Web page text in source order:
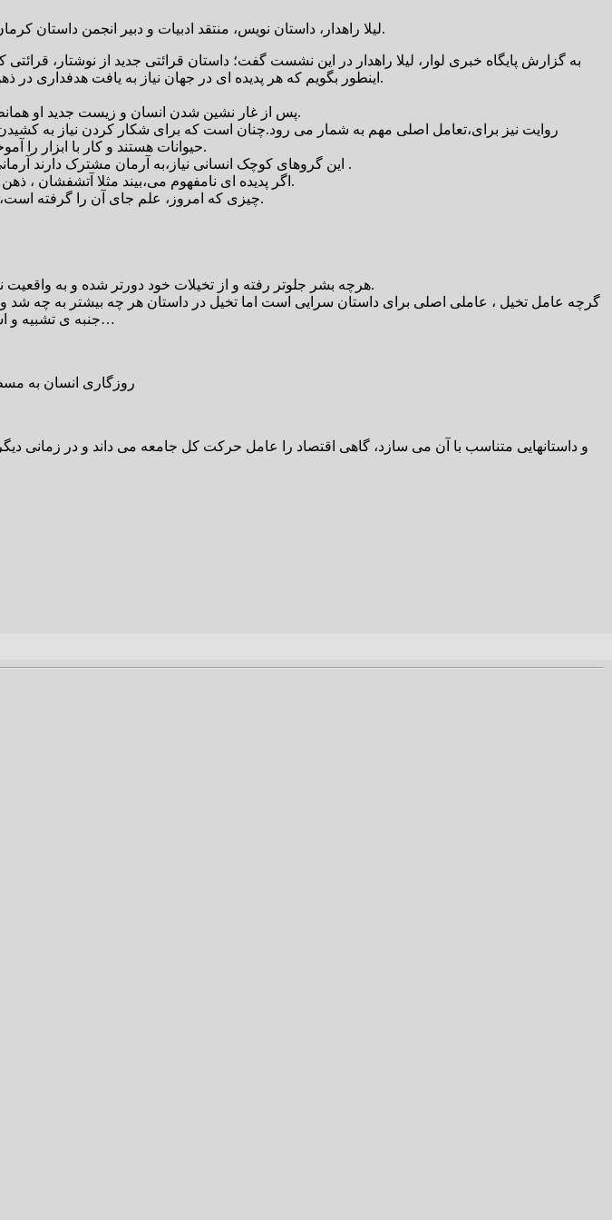
لیلا راهدار، داستان نویس، منتقد ادبیات و دبیر انجمن داستان کرمان در سی و نهمین نشست ادبی، تاریخی پاریز گفت: ذهن انسان هیچگاه از قصه پردازی بی نیاز نخواهد شد.
به گزارش پایگاه خبری لوار، لیلا راهدار در این نشست گفت؛ داستان قرائتی جدید از نوشتار،
اینطور بگویم که هر پدیده ای در جهان نیاز به یافت هدفداری در ذهن می یابد که این یابنده هدفدار، یعنی ذهن انسان به آن روایت را می افزاید تا بتواند آن پدیده را ترجمه کند.
پس از غار نشین شدن انسان و زیست جدید او همانطور که شکل فک و جمجمه تغییر می کند و نیاز به شکار و زندگی گروهی و آتش برایش ضروری می شود.
روایت نیز برای،تعامل اصلی مهم به شمار می رود.چنان است که برای شکار کردن نیاز به کشیدن
حیوانات هستند و کار با ابزار را آموخته اند بیاموزد که کجا و چگونه شکار کنند، بنابراین قبل از شکل گیری زبان و کلمه روایت شکل می گیرد.
این گروهای کوچک انسانی نیاز،به آرمان مشترک دارند آرمانی والا که بتواند تلاش او را برای زندگی معنا کند، این آرمان مشترک خواستگاه داستان سرایی او می شود .
اگر پدیده ای نامفهوم می،بیند مثلا آتشفشان ، ذهن او دنبال چرایی می گردد این جرایی همان ضحاک در بند است که با هر فریادش آتشفشان طغیان می کند.
چیزی که امروز، علم جای آن را گرفته است، علم در واقع جایگزین همین اسطوره های انسانی است وشاید بتوان آن را روایتی مدرن از انسان دانست.
هرچه بشر جلوتر رفته و از تخیلات خود دورتر شده و به واقعیت نزدیک تر شده سبک بیان او از،پدیده ها رئال تر شده، و همین امر به ایجاد رویکردها و مکاتب ادبی انجامیده.
گرچه عامل تخیل ، عاملی اصلی برای داستان سرایی است اما تخیل در داستان هر چه بیشتر به چه
جنبه ی تشبیه و استعاره و چگونگی آن می پردازد، این گل چگونه زیباست مانند چه چیزی است.چقدر شگفت انگیز است و…
روزگاری انسان به
و داستانهایی متناسب با آن می سازد، گاهی اقتصاد را عامل حرکت کل جامعه می داند و در زمانی